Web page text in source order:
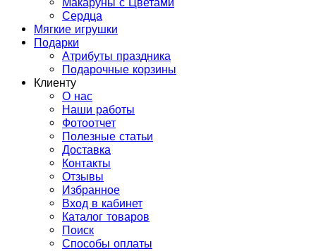
Сердца
Мягкие игрушки
Подарки
Атрибуты праздника
Подарочные корзины
Клиенту
О нас
Наши работы
Фотоотчет
Полезные статьи
Доставка
Контакты
Отзывы
Избранное
Вход в кабинет
Каталог товаров
Поиск
Способы оплаты